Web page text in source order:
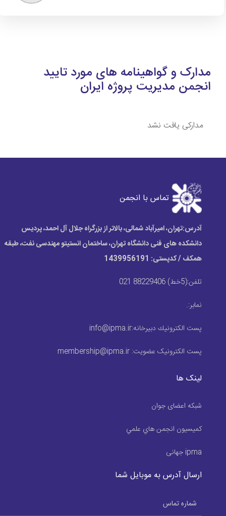
مدارک و گواهینامه های مورد تایید
انجمن مدیریت پروژه ایران
مدارکی یافت نشد
تماس با انجمن
آدرس:تهران، امیرآباد شمالی، بالاتر از بزرگراه جلال آل احمد، پردیس
دانشکده های فنی دانشگاه تهران، ساختمان انستیتو مهندسی نفت، طبقه
همکف / کدپستی: 1439956191
تلفن:(5خط) 88229406 021
نمابر:.
پست الكترونيك دبیرخانه:info@ipma.ir
پست الکترونیک عضویت:membership@ipma.ir
لینک ها
شبکه اعضای جوان
كميسيون انجمن هاي علمي
ipma جهانی
ارسال آدرس به موبایل شما